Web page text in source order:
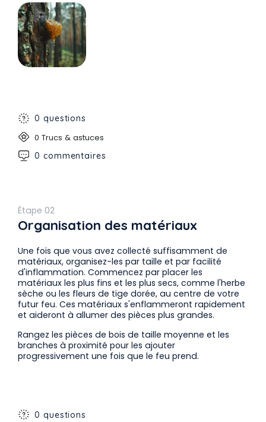
0 questions
0 Trucs & astuces
0 commentaires
Étape 02
Organisation des matériaux
Une fois que vous avez collecté suffisamment de
matériaux, organisez-les par taille et par facilité
d'inflammation. Commencez par placer les
matériaux les plus fins et les plus secs, comme l'herbe
sèche ou les fleurs de tige dorée, au centre de votre
futur feu. Ces matériaux s'enflammeront rapidement
et aideront à allumer des pièces plus grandes.
Rangez les pièces de bois de taille moyenne et les
branches à proximité pour les ajouter
progressivement une fois que le feu prend.
0 questions